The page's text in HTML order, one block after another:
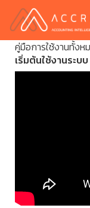
คู่มือการใช้งานทั้งห
เริ่มต้นใช้งานระบ